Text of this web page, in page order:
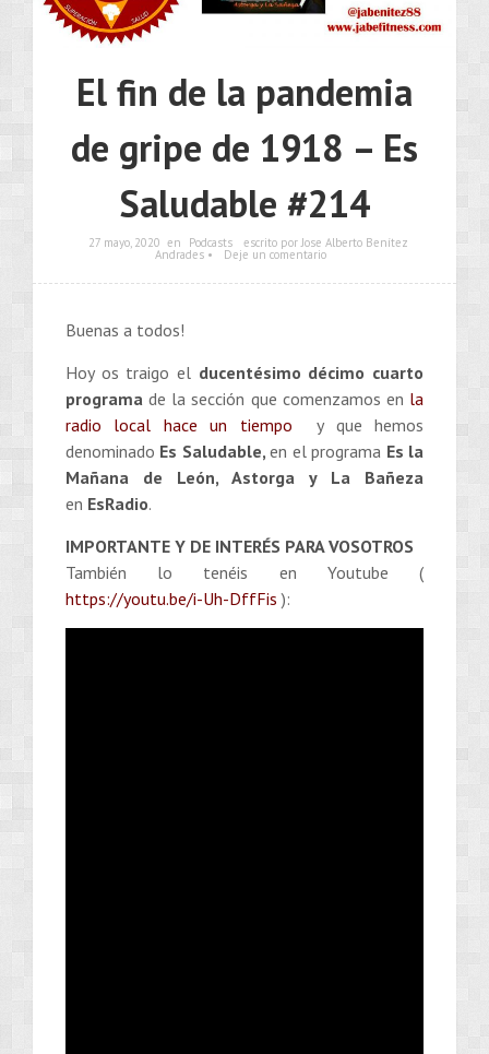
El fin de la pandemia
de gripe de 1918 – Es
Saludable #214
27 mayo, 2020 en Podcasts escrito por Jose Alberto Benítez
Andrades • Deje un comentario
Buenas a todos!
Hoy os traigo el ducentésimo décimo cuarto
programade la sección que comenzamos en la
radio local hace un tiempo
y que hemos
denominado Es Saludable,en el programa Es la
Mañana de León, Astorga y La Bañeza
en EsRadio.
IMPORTANTE Y DE INTERÉS PARA VOSOTROS
También lo tenéis en Youtube (
https://youtu.be/i-Uh-DffFis ):